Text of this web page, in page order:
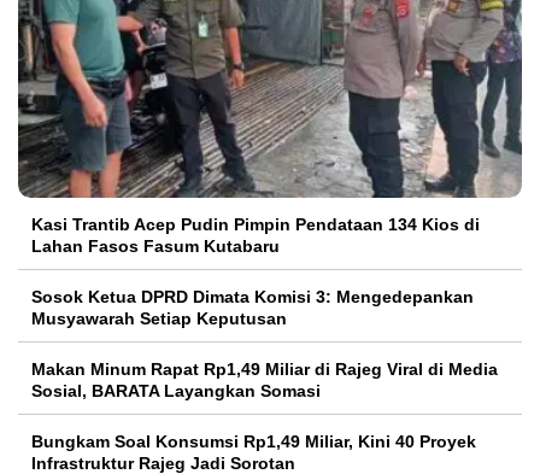
Kasi Trantib Acep Pudin Pimpin Pendataan 134 Kios di
Lahan Fasos Fasum Kutabaru
Sosok Ketua DPRD Dimata Komisi 3: Mengedepankan
Musyawarah Setiap Keputusan
Makan Minum Rapat Rp1,49 Miliar di Rajeg Viral di Media
Sosial, BARATA Layangkan Somasi
Bungkam Soal Konsumsi Rp1,49 Miliar, Kini 40 Proyek
Infrastruktur Rajeg Jadi Sorotan